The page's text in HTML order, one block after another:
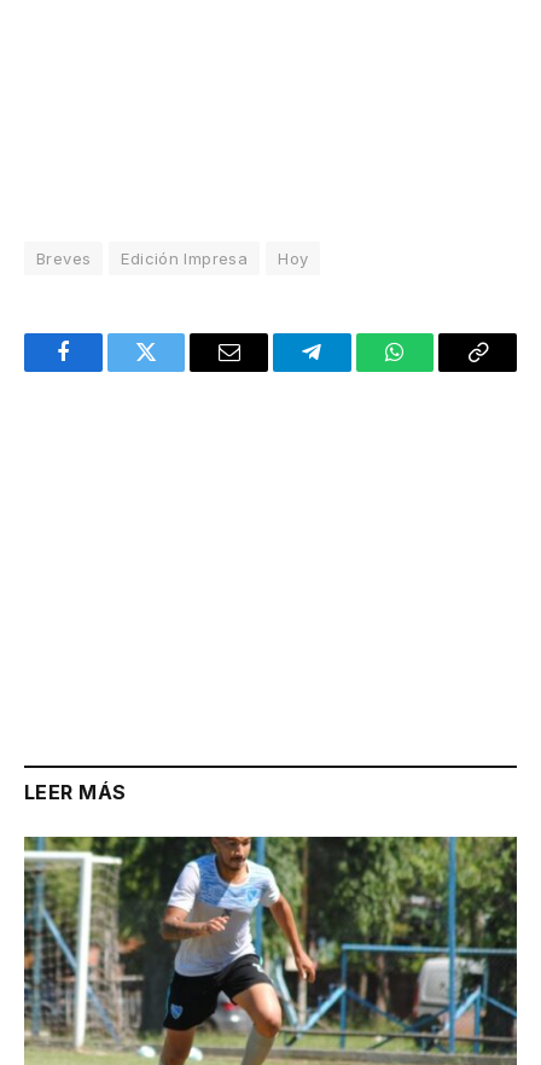
Breves Edición Impresa Hoy
FacebookTwitter Email TelegramWhatsAppCopy
LEER MÁS